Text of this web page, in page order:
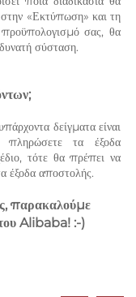
στην «Εκτύπωση» και τη
σας, θα
σύσταση.
δείγματα είναι
πληρώσετε τα έξοδα
τότε θα πρέπει να
έξοδα αποστολής.
παρακαλούμε
Alibaba! :-)